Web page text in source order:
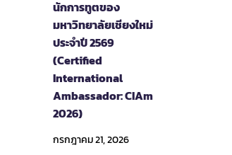
นักการทูตของ
มหาวิทยาลัยเชียงใหม่
ประจำปี 2569
(Certified
International
Ambassador: CIAm
2026)
กรกฎาคม 21, 2026